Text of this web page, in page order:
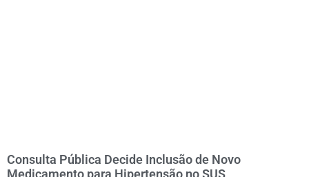
Consulta Pública Decide Inclusão de Novo
Medicamento para Hipertensão no SUS